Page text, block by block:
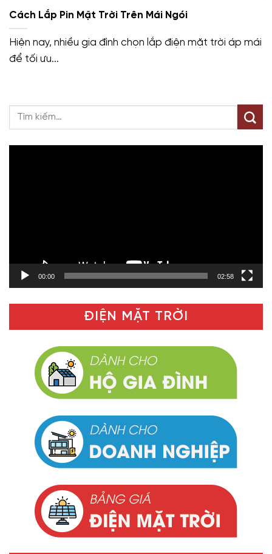
Cách Lắp Pin Mặt Trời Trên Mái Ngói
Hiện nay, nhiều gia đình chọn lắp điện mặt trời áp mái
để tối ưu...
00:00 02:58
ĐIỆN MẶT TRỜI